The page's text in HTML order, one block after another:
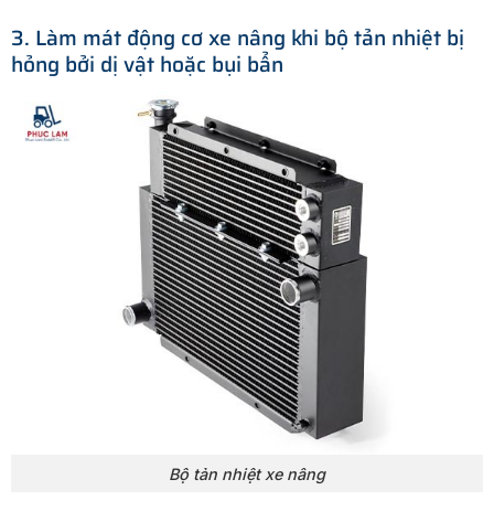
3. Làm mát động cơ xe nâng khi bộ tản nhiệt bị
hỏng bởi dị vật hoặc bụi bẩn
Bộ tản nhiệt xe nâng